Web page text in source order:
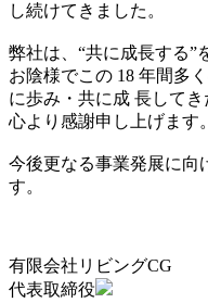
し続けてきました。
弊社は、“共に成長する”
お陰様でこの 18 年間多
に歩み・共に成 長してき
心より感謝申し上げます。
今後更なる事業発展に向
す。
有限会社リビングCG
代表取締役